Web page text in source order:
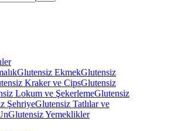
Glutensiz EkmekGlutensiz
Kraker ve CipsGlutensiz
Lokum ve ŞekerlemeGlutensiz
ŞehriyeGlutensiz Tatlılar ve
Glutensiz Yemeklikler